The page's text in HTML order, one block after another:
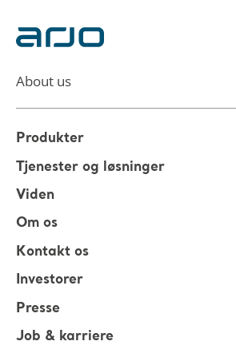
About us
Produkter
Tjenester og løsninger
Viden
Om os
Kontakt os
Investorer
Presse
Job & karriere